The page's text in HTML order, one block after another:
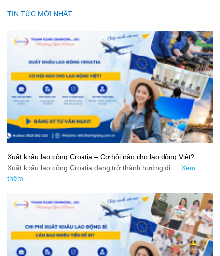
TIN TỨC MỚI NHẤT
Xuất khẩu lao động Croatia – Cơ hội nào cho lao động Việt?
Xuất khẩu lao động Croatia đang trở thành hướng đi … Xem
thêm